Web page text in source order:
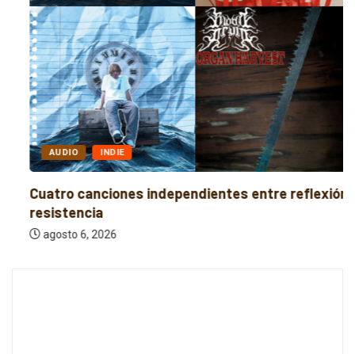
AUDIO INDIE
Cuatro canciones independientes entre reflexión y
resistencia
agosto 6, 2026